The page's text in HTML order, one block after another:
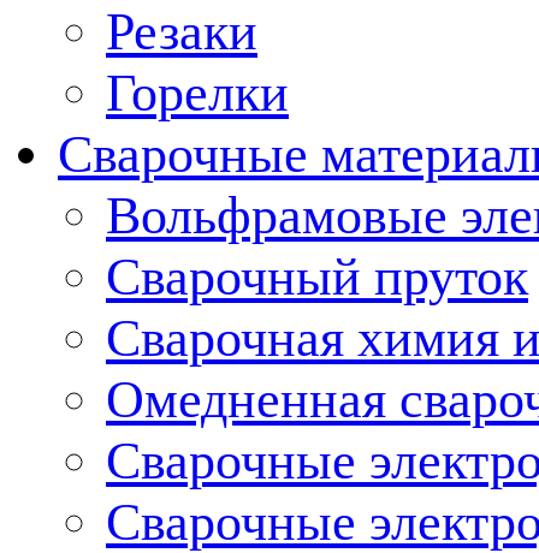
Резаки
Горелки
Сварочные
Вольфрамовые
Сварочный пруток
Сварочная химия
Омедненная
Сварочные
Сварочные